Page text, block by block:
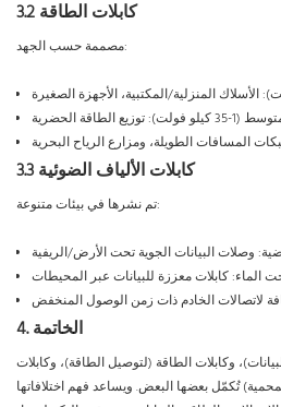
3.2 كابلات الطاقة
مصممة حسب الجهد:
3.3 كابلات الألياف الضوئية
تم نشرها في بيئات متنوعة:
4. الخاتمة
وكابلات الطاقة (لتوصيل الطاقة)، ​​وكابلات
تُكمّل بعضها البعض. ويساعد فهم اختلافاتها